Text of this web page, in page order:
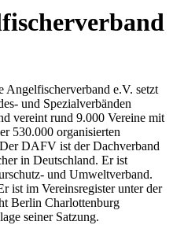
Angelfischerverband e.V. setzt
und Spezialverbänden
vereint rund 9.000 Vereine mit
530.000 organisierten
DAFV ist der Dachverband
in Deutschland. Er ist
und Umweltverband.
ist im Vereinsregister unter der
Berlin Charlottenburg
seiner Satzung.